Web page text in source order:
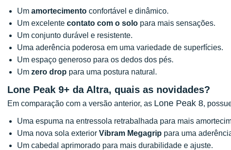
Um amortecimento confortável e dinâmico.
Um excelente contato com o solo para mais sensações.
Um conjunto durável e resistente.
Uma aderência poderosa em uma variedade de superfícies.
Um espaço generoso para os dedos dos pés.
Um zero drop para uma postura natural.
Lone Peak 9+ da Altra, quais as novidades?
Em comparação com a versão anterior, as Lone Peak 8,
Uma espuma na entressola retrabalhada para mais
Uma nova sola exterior Vibram Megagrip para uma
Um cabedal aprimorado para mais durabilidade e ajuste.